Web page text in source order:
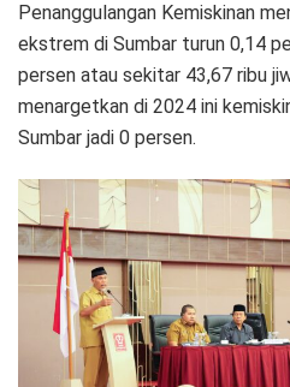
Penanggulangan Kemiskinan
ekstrem di Sumbar turun 0,14
persen atau sekitar 43,67 ribu
menargetkan di 2024 ini
Sumbar jadi 0 persen.